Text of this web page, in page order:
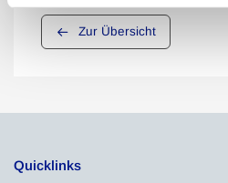
Zur Übersicht
Quicklinks